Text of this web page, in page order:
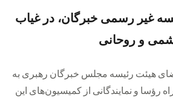
غیر رسمی خبرگان، در غیاب
و روحانی
هیئت رئیسه مجلس خبرگان رهبری به
رؤسا و نمایندگانی از کمیسیون‌های این